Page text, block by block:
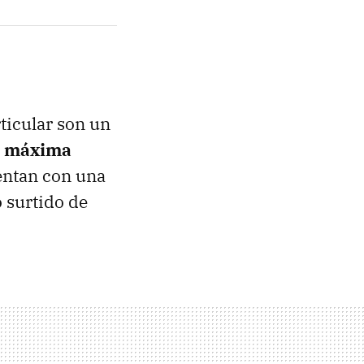
son un
máxima
con una
surtido de